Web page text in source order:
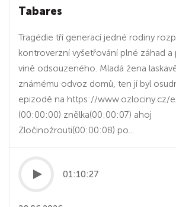
Tabares
Tragédie tří generací jedné rodiny
kontroverzní vyšetřování plné záhad
vině odsouzeného. Mladá žena
známému odvoz domů, ten jí byl
epizodě na https://www.ozlociny.cz/
(00:00:00) znělka(00:00:07) ahoj
Zločinožrouti(00:00:08) po...
01:10:27